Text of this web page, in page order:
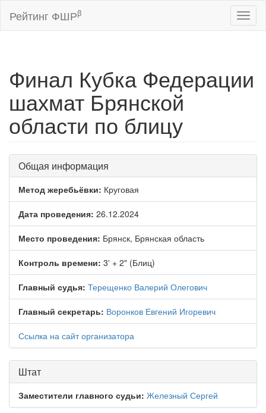
Рейтинг ФШРβ
Финал Кубка Федерации
шахмат Брянской
области по блицу
Общая информация
Метод жеребьёвки: Круговая
Дата проведения: 26.12.2024
Место проведения: Брянск, Брянская область
Контроль времени: 3' + 2" (Блиц)
Главный судья: Терещенко Валерий Олегович
Главный секретарь: Воронков Евгений Игоревич
Ссылка на сайт организатора
Штат
Заместители главного судьи: Железный Сергей